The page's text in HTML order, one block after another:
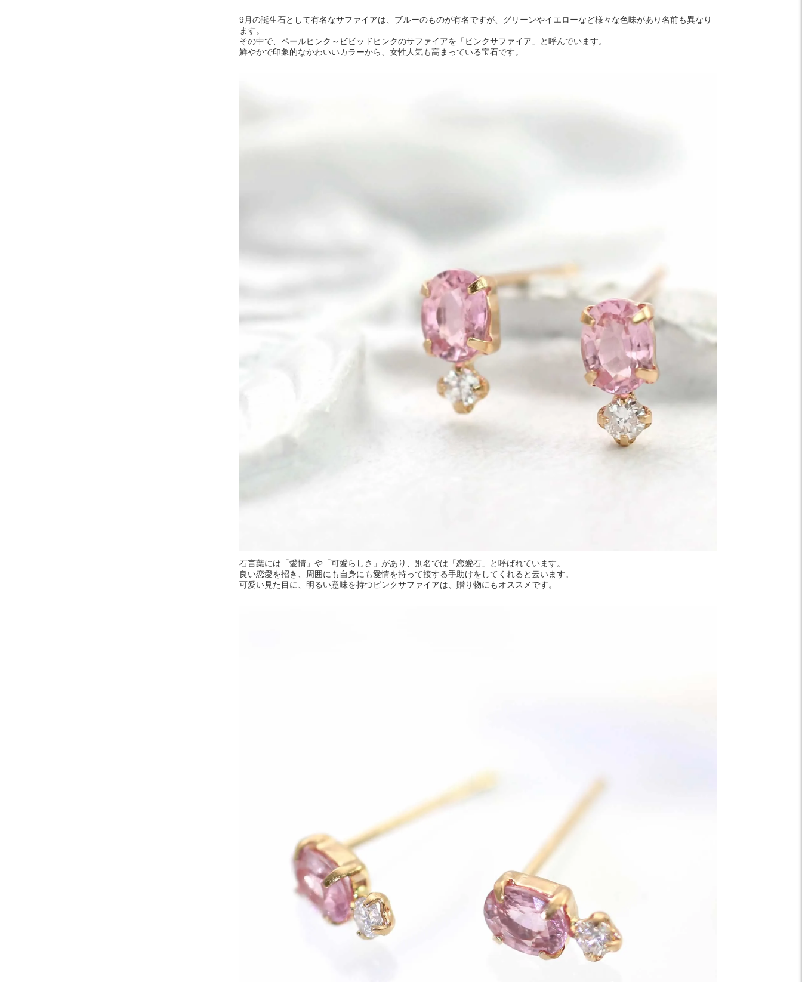
9月の誕生石として有名なサファイアは、ブルーのものが有名ですが、グリーンやイエローなど様々な色味があり名前も異なり
ます。
その中で、ペールピンク～ビビッドピンクのサファイアを「ピンクサファイア」と呼んでいます。
鮮やかで印象的なかわいいカラーから、女性人気も高まっている宝石です。
石言葉には「愛情」や「可愛らしさ」があり、別名では「恋愛石」と呼ばれています。
良い恋愛を招き、周囲にも自身にも愛情を持って接する手助けをしてくれると云います。
可愛い見た目に、明るい意味を持つピンクサファイアは、贈り物にもオススメです。